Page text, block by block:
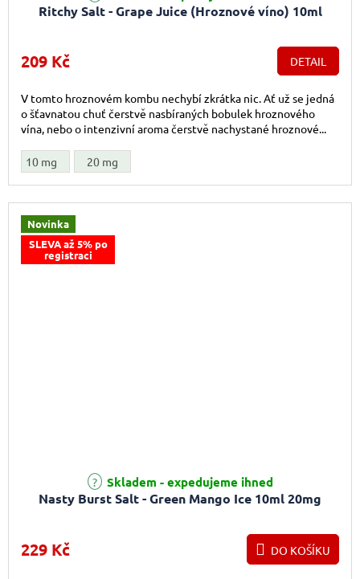
Ritchy Salt - Grape Juice (Hroznové víno) 10ml
209 Kč DETAIL
V tomto hroznovém kombu nechybí zkrátka nic. Ať už se jedná
o šťavnatou chuť čerstvě nasbíraných bobulek hroznového
vína, nebo o intenzivní aroma čerstvě nachystané hroznové...
10 mg 20 mg
Novinka
SLEVA až 5% po
registraci
Nasty Burst Salt - Green Mango Ice 10ml 20mg
Skladem - expedujeme ihned
229 Kč DO KOŠÍKU